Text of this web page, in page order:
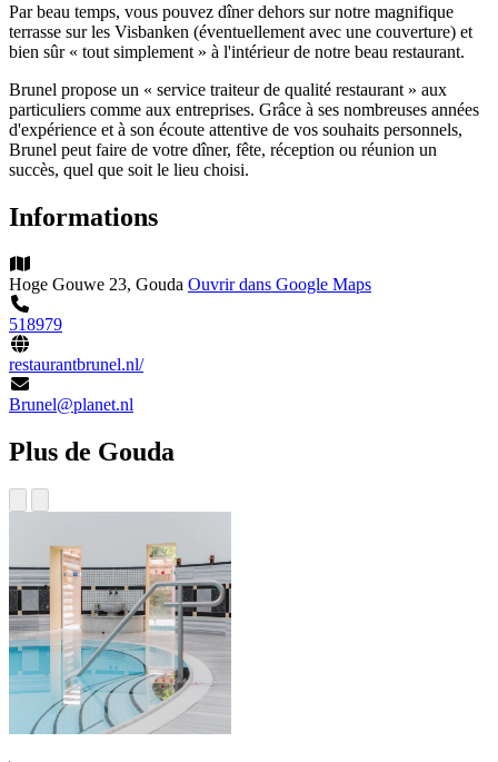
Par beau temps, vous pouvez dîner dehors sur notre magnifique
terrasse sur les Visbanken (éventuellement avec une couverture) et
bien sûr « tout simplement » à l'intérieur de notre beau restaurant.
Brunel propose un « service traiteur de qualité restaurant » aux
particuliers comme aux entreprises. Grâce à ses nombreuses années
d'expérience et à son écoute attentive de vos souhaits personnels,
Brunel peut faire de votre dîner, fête, réception ou réunion un
succès, quel que soit le lieu choisi.
Informations
Hoge Gouwe 23, Gouda Ouvrir dans Google Maps
518979
restaurantbrunel.nl/
Brunel@planet.nl
Plus de Gouda